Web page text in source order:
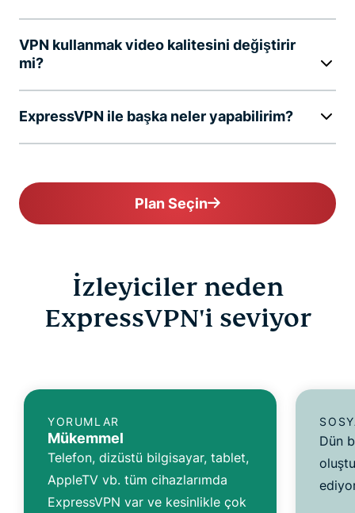
VPN kullanmak video kalitesini değiştirir
mi?
ExpressVPN ile başka neler yapabilirim?
Plan Seçin
İzleyiciler neden
ExpressVPN'i seviyor
YORUMLAR
Mükemmel
Telefon, dizüstü bilgisayar, tablet,
AppleTV vb. tüm cihazlarımda
ExpressVPN var ve kesinlikle çok
Dün